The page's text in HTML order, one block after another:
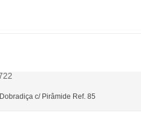
Dobradiça c/ Pirâmide Ref. 85